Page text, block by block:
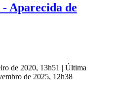
Aparecida de
de 2020, 13h51 | Última
de 2025, 12h38